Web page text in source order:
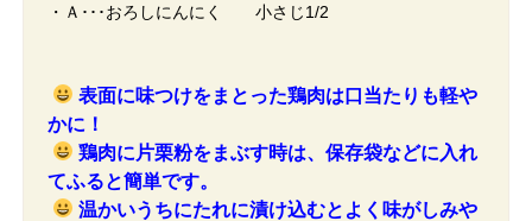
・Ａ･･･おろしにんにく 小さじ1/2
表面に味つけをまとった鶏肉は口当たりも軽や
かに！
鶏肉に片栗粉をまぶす時は、保存袋などに入れ
てふると簡単です。
温かいうちにたれに漬け込むとよく味がしみや